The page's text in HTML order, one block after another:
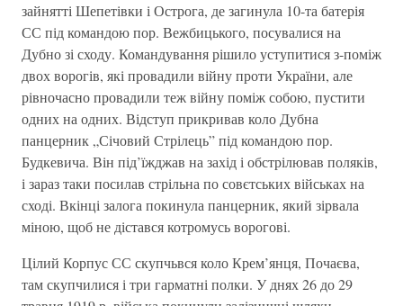
зайнятті Шепетівки і Острога, де загинула 10-та батерія
СС під командою пор. Вежбицького, посувалися на
Дубно зі сходу. Командування рішило уступитися з-поміж
двох ворогів, які провадили війну проти України, але
рівночасно провадили теж війну поміж собою, пустити
одних на одних. Відступ прикривав коло Дубна
панцерник „Січовий Стрілець” під командою пор.
Будкевича. Він під’їжджав на захід і обстрілював поляків,
і зараз таки посилав стрільна по совєтських військах на
сході. Вкінці залога покинула панцерник, який зірвала
міною, щоб не дістався котромусь ворогові.
Цілий Корпус СС скупчьвся коло Крем’янця, Почаєва,
там скупчилися і три гарматні полки. У днях 26 до 29